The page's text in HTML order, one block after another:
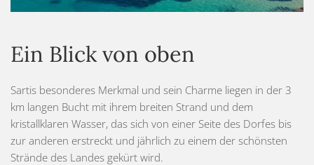
Ein Blick von oben
Sartis besonderes Merkmal und sein Charme liegen in der 3
km langen Bucht mit ihrem breiten Strand und dem
kristallklaren Wasser, das sich von einer Seite des Dorfes bis
zur anderen erstreckt und jährlich zu einem der schönsten
Strände des Landes gekürt wird.